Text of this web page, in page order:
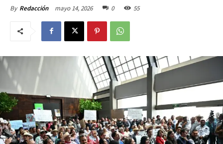
By Redacción mayo 14, 2026 0 55